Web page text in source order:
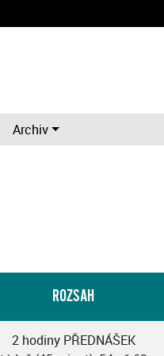
Archiv
ROZSAH
2 hodiny PŘEDNÁŠEK